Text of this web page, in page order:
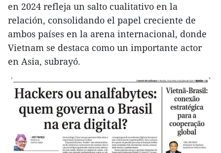
en 2024 refleja un salto cualitativo en la
relación, consolidando el papel creciente de
ambos países en la arena internacional, donde
Vietnam se destaca como un importante actor
en Asia, subrayó.